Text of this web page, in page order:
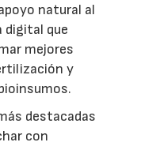
natural al
digital que
mejores
y
destacadas
con